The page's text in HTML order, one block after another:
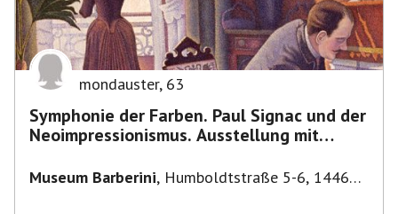
mondauster, 63
Symphonie der Farben. Paul Signac und der
Neoimpressionismus. Ausstellung mit
Museum Barberini, Humboldtstraße 5-6, 14467